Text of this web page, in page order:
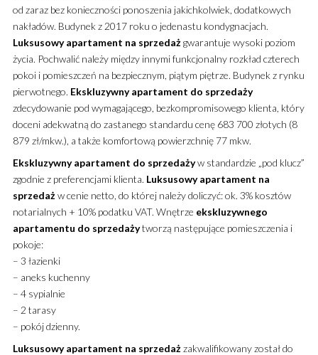
od zaraz bez konieczności ponoszenia jakichkolwiek, dodatkowych
nakładów. Budynek z 2017 roku o jedenastu kondygnacjach.
Luksusowy apartament na sprzedażgwarantuje wysoki poziom
życia. Pochwalić należy między innymi funkcjonalny rozkład czterech
pokoi i pomieszczeń na bezpiecznym, piątym piętrze. Budynek z rynku
pierwotnego. Ekskluzywny apartament do sprzedaży
zdecydowanie pod wymagającego, bezkompromisowego klienta, który
doceni adekwatną do zastanego standardu cenę 683 700 złotych (8
879 zł/mkw.), a także komfortową powierzchnię 77 mkw.
Ekskluzywny apartament do sprzedażyw standardzie „pod klucz”
zgodnie z preferencjami klienta. Luksusowy apartament na
sprzedażw cenie netto, do której należy doliczyć: ok. 3% kosztów
notarialnych + 10% podatku VAT. Wnętrze ekskluzywnego
apartamentu do sprzedażytworzą następujące pomieszczenia i
pokoje:
– 3 łazienki
– aneks kuchenny
– 4 sypialnie
– 2 tarasy
– pokój dzienny.
Luksusowy apartament na sprzedażzakwalifikowany został do